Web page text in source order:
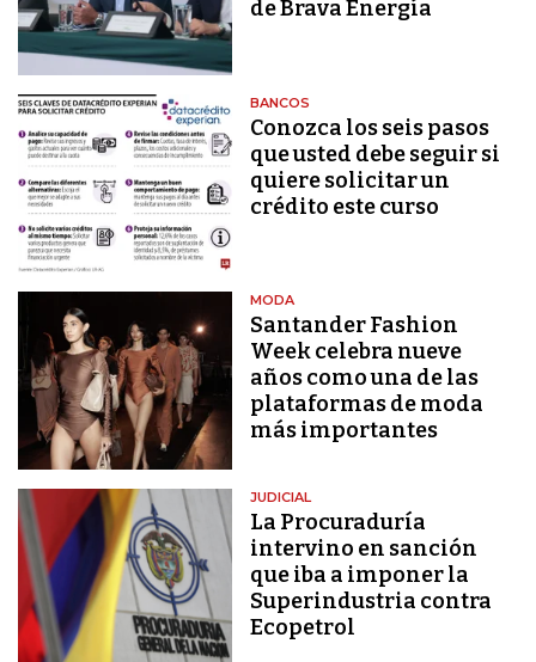
de Brava Energía
BANCOS
Conozca los seis pasos
que usted debe seguir si
quiere solicitar un
crédito este curso
MODA
Santander Fashion
Week celebra nueve
años como una de las
plataformas de moda
más importantes
JUDICIAL
La Procuraduría
intervino en sanción
que iba a imponer la
Superindustria contra
Ecopetrol